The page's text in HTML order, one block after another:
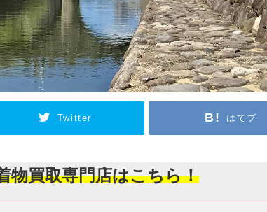
Twitter はてブ
買取専門店はこちら！